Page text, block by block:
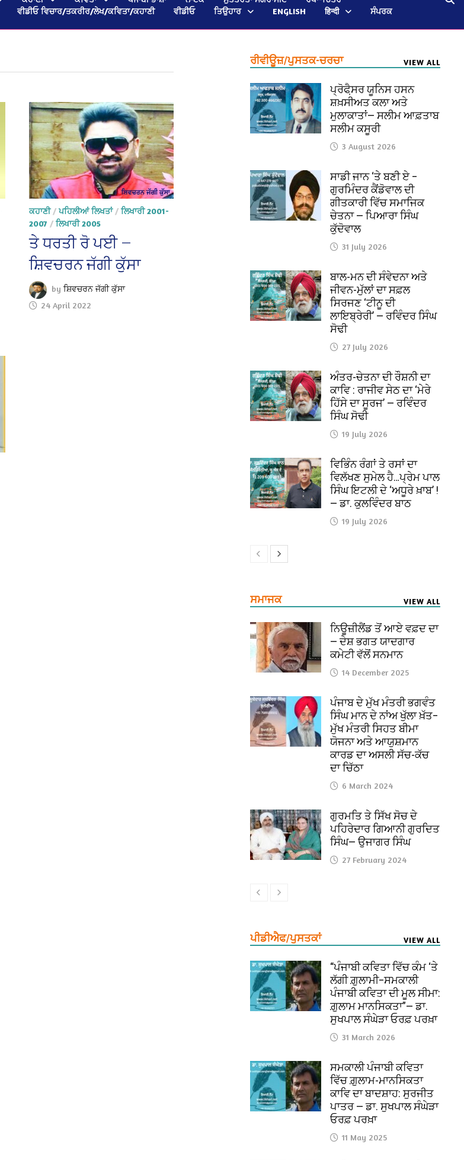
ਵੀਡੀਓ ਵਿਚਾਰ/ਤਕਰੀਰ/ਲੇਖ/ਕਵਿਤਾ/ਕਹਾਣੀ ਵੀਡੀਓ ਤਿਉਹਾਰ ENGLISH हिन्दी
ਸੰਪਰਕ
ਕਹਾਣੀ/ਪਹਿਲੀਆਂ ਲਿਖਤਾਂ/ ਲਿਖਾਰੀ 2001-
2007 / ਲਿਖਾਰੀ 2005
ਤੇ ਧਰਤੀ ਰੋ ਪਈ —
ਸ਼ਿਵਚਰਨ ਜੱਗੀ ਕੁੱਸਾ
by ਸ਼ਿਵਚਰਨ ਜੱਗੀ ਕੁੱਸਾ
24 April 2022
ਰੀਵੀਊਜ਼/ਪੁਸਤਕ-ਚਰਚਾ VIEW ALL
ਪ੍ਰੋਫੈ਼ਸਰ ਯੂਨਿਸ ਹਸਨ
ਸ਼ਖ਼ਸੀਅਤ ਕਲਾ ਅਤੇ
ਮੁਲਾਕਾਤਾਂ— ਸਲੀਮ ਆਫ਼ਤਾਬ
ਸਲੀਮ ਕਸੂਰੀ
3 August 2026
ਸਾਡੀ ਜਾਨ ‘ਤੇ ਬਣੀ ਏ –
ਗੁਰਮਿੰਦਰ ਕੈਂਡੋਵਾਲ ਦੀ
ਗੀਤਕਾਰੀ ਵਿੱਚ ਸਮਾਜਿਕ
ਚੇਤਨਾ — ਪਿਆਰਾ ਸਿੰਘ
ਕੁੱਦੋਵਾਲ
31 July 2026
ਬਾਲ-ਮਨ ਦੀ ਸੰਵੇਦਨਾ ਅਤੇ
ਜੀਵਨ-ਮੁੱਲਾਂ ਦਾ ਸਫ਼ਲ
ਸਿਰਜਣ ‘ਟੀਨੂ ਦੀ
ਲਾਇਬ੍ਰੇਰੀ’ — ਰਵਿੰਦਰ ਸਿੰਘ
ਸੋਢੀ
27 July 2026
ਅੰਤਰ-ਚੇਤਨਾ ਦੀ ਰੌਸ਼ਨੀ ਦਾ
ਕਾਵਿ : ਰਾਜੀਵ ਸੇਠ ਦਾ ‘ਮੇਰੇ
ਹਿੱਸੇ ਦਾ ਸੂਰਜ’ — ਰਵਿੰਦਰ
ਸਿੰਘ ਸੋਢੀ
19 July 2026
ਵਿਭਿੰਨ ਰੰਗਾਂ ਤੇ ਰਸਾਂ ਦਾ
ਵਿਲੱਖਣ ਸੁਮੇਲ ਹੈ…ਪ੍ਰੇਮ ਪਾਲ
ਸਿੰਘ ਇਟਲੀ ਦੇ ‘ਅਧੂਰੇ ਖ਼ਾਬ’ !
— ਡਾ. ਕੁਲਵਿੰਦਰ ਬਾਠ
19 July 2026
ਸਮਾਜਕ VIEW ALL
ਨਿਊਜ਼ੀਲੈਂਡ ਤੋਂ ਆਏ ਵਫ਼ਦ ਦਾ
— ਦੇਸ਼ ਭਗਤ ਯਾਦਗਾਰ
ਕਮੇਟੀ ਵੱਲੋਂ ਸਨਮਾਨ
14 December 2025
ਪੰਜਾਬ ਦੇ ਮੁੱਖ ਮੰਤਰੀ ਭਗਵੰਤ
ਸਿੰਘ ਮਾਨ ਦੇ ਨਾਂਅ ਖੁੱਲਾ ਖ਼ੱਤ–
ਮੁੱਖ ਮੰਤਰੀ ਸਿਹਤ ਬੀਮਾ
ਯੋਜਨਾ ਅਤੇ ਆਯੁਸ਼ਮਾਨ
ਕਾਰਡ ਦਾ ਅਸਲੀ ਸੱਚ-ਕੱਚ
ਦਾ ਚਿੱਠਾ
6 March 2024
ਗੁਰਮਤਿ ਤੇ ਸਿੱਖ ਸੋਚ ਦੇ
ਪਹਿਰੇਦਾਰ ਗਿਆਨੀ ਗੁਰਦਿਤ
ਸਿੰਘ— ਉਜਾਗਰ ਸਿੰਘ
27 February 2024
ਪੀਡੀਐਫ/ਪੁਸਤਕਾਂ VIEW ALL
“ਪੰਜਾਬੀ ਕਵਿਤਾ ਵਿੱਚ ਕੰਮ ‘ਤੇ
ਲੱਗੀ ਗ਼ੁਲਾਮੀ–ਸਮਕਾਲੀ
ਪੰਜਾਬੀ ਕਵਿਤਾ ਦੀ ਮੂਲ ਸੀਮਾ:
ਗ਼ੁਲਾਮ ਮਾਨਸਿਕਤਾ”— ਡਾ.
ਸੁਖਪਾਲ ਸੰਘੇੜਾ ਓਰਫ਼ ਪਰਖ਼ਾ
31 March 2026
ਸਮਕਾਲੀ ਪੰਜਾਬੀ ਕਵਿਤਾ
ਵਿੱਚ ਗ਼ੁਲਾਮ-ਮਾਨਸਿਕਤਾ
ਕਾਵਿ ਦਾ ਬਾਦਸ਼ਾਹ: ਸੁਰਜੀਤ
ਪਾਤਰ — ਡਾ. ਸੁਖਪਾਲ ਸੰਘੇੜਾ
ਓਰਫ਼ ਪਰਖ਼ਾ
11 May 2025